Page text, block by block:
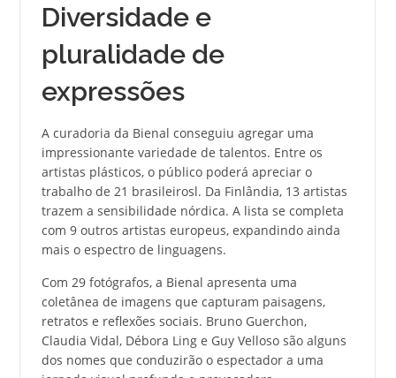
Diversidade e
pluralidade de
expressões
A curadoria da Bienal conseguiu agregar uma
impressionante variedade de talentos. Entre os
artistas plásticos, o público poderá apreciar o
trabalho de 21 brasileirosl. Da Finlândia, 13 artistas
trazem a sensibilidade nórdica. A lista se completa
com 9 outros artistas europeus, expandindo ainda
mais o espectro de linguagens.
Com 29 fotógrafos, a Bienal apresenta uma
coletânea de imagens que capturam paisagens,
retratos e reflexões sociais. Bruno Guerchon,
Claudia Vidal, Débora Ling e Guy Velloso são alguns
dos nomes que conduzirão o espectador a uma